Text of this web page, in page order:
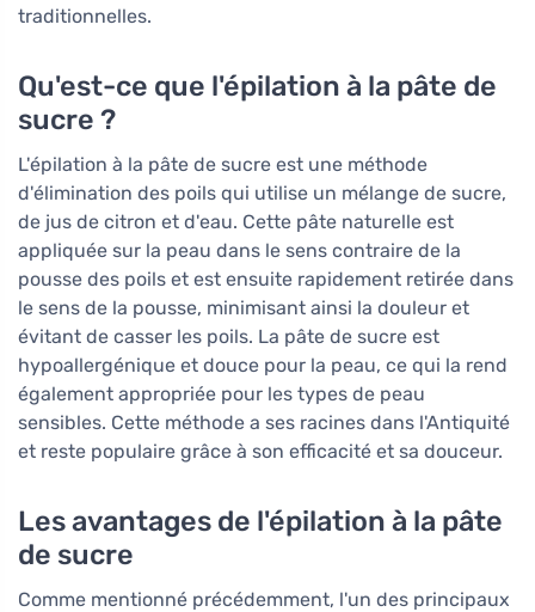
traditionnelles.
Qu'est-ce que l'épilation à la pâte de
sucre ?
L'épilation à la pâte de sucre est une méthode
d'élimination des poils qui utilise un mélange de sucre,
de jus de citron et d'eau. Cette pâte naturelle est
appliquée sur la peau dans le sens contraire de la
pousse des poils et est ensuite rapidement retirée dans
le sens de la pousse, minimisant ainsi la douleur et
évitant de casser les poils. La pâte de sucre est
hypoallergénique et douce pour la peau, ce qui la rend
également appropriée pour les types de peau
sensibles. Cette méthode a ses racines dans l'Antiquité
et reste populaire grâce à son efficacité et sa douceur.
Les avantages de l'épilation à la pâte
de sucre
Comme mentionné précédemment, l'un des principaux